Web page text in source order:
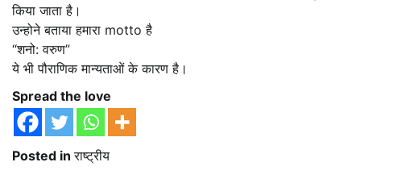
किया जाता है।
उन्होने बताया हमारा motto है
“शनो: वरुण”
ये भी पौराणिक मान्यताओं के कारण है।
Spread the love
Posted inराष्ट्रीय